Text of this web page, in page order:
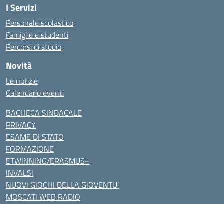
I Servizi
Personale scolastico
Famiglie e studenti
Percorsi di studio
Novità
Le notizie
Calendario eventi
BACHECA SINDACALE
PRIVACY
ESAME DI STATO
FORMAZIONE
ETWINNING/ERASMUS+
INVALSI
NUOVI GIOCHI DELLA GIOVENTU’
MOSCATI WEB RADIO